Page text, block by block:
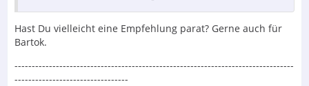
Hast Du vielleicht eine Empfehlung parat? Gerne auch für
Bartok.
---------------------------------------------------------------------------------
---------------------------------